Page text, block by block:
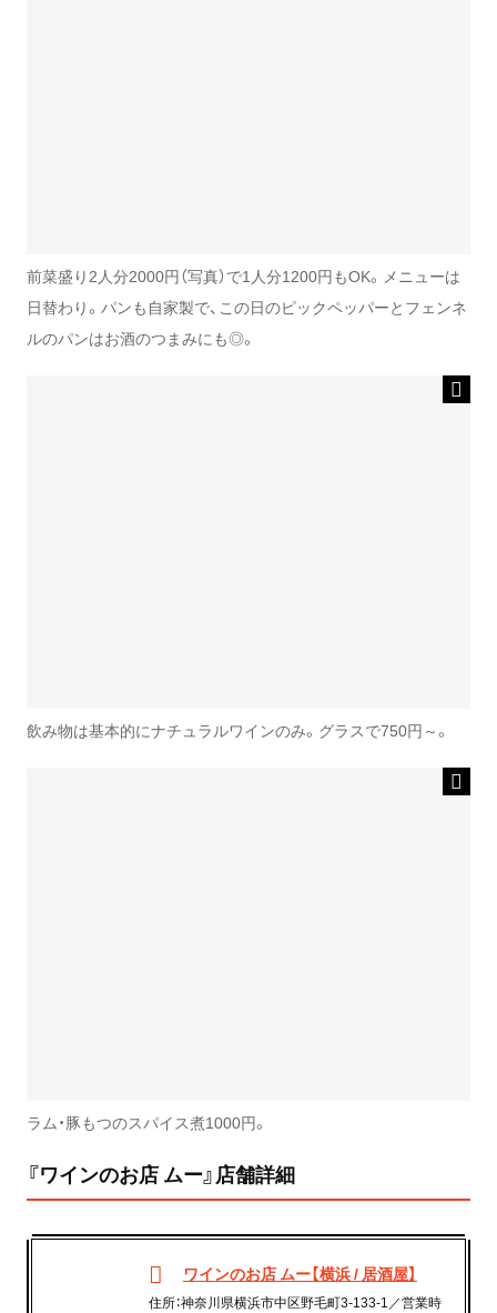
前菜盛り2人分2000円（写真）で1人分1200円もOK。メニューは
日替わり。パンも自家製で、この日のピックペッパーとフェンネ
ルのパンはお酒のつまみにも◎。
飲み物は基本的にナチュラルワインのみ。グラスで750円～。
ラム・豚もつのスパイス煮1000円。
『ワインのお店 ムー』店舗詳細
ワインのお店 ムー【横浜 / 居酒屋】
住所：神奈川県横浜市中区野毛町3-133-1／営業時